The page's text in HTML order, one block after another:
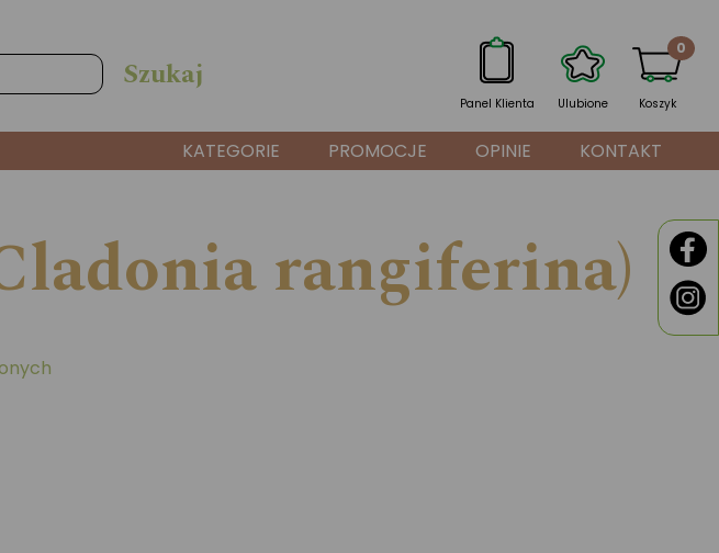
Panel Klienta Ulubione Koszyk
0
KATEGORIE PROMOCJE OPINIE KONTAKT
rangiferina)